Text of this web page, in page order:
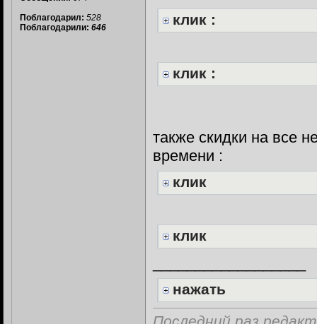
Поблагодарил: 528
Поблагодарили: 646 клик :
клик :
также скидки на все
времени :
клик
клик
нажать
Последний раз